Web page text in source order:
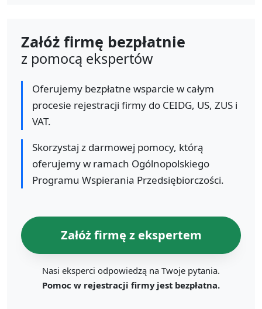
Załóż firmę bezpłatnie
z pomocą ekspertów
Oferujemy bezpłatne wsparcie w całym
procesie rejestracji firmy do CEIDG, US, ZUS i
VAT.
Skorzystaj z darmowej pomocy, którą
oferujemy w ramach Ogólnopolskiego
Programu Wspierania Przedsiębiorczości.
Załóż firmę z ekspertem
Nasi eksperci odpowiedzą na Twoje pytania.
Pomoc w rejestracji firmy jest bezpłatna.